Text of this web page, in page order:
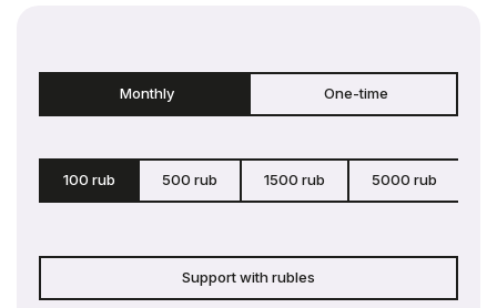
Monthly One-time
100 rub 500 rub 1500 rub 5000 rub
Support with rubles